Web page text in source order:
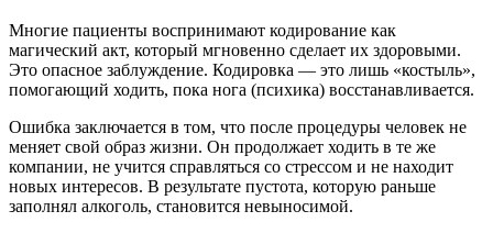
Многие пациенты воспринимают кодирование как
магический акт, который мгновенно сделает их здоровыми.
Это опасное заблуждение. Кодировка — это лишь «костыль»,
помогающий ходить, пока нога (психика) восстанавливается.
Ошибка заключается в том, что после процедуры человек не
меняет свой образ жизни. Он продолжает ходить в те же
компании, не учится справляться со стрессом и не находит
новых интересов. В результате пустота, которую раньше
заполнял алкоголь, становится невыносимой.